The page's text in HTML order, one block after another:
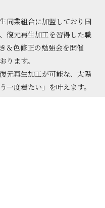
同業組合に加盟しており 国
復元再生加工を習得した職
＆色修正の勉強会を開催
ります。
元再生加工が可能な、太陽
一度着たい」を叶えます。